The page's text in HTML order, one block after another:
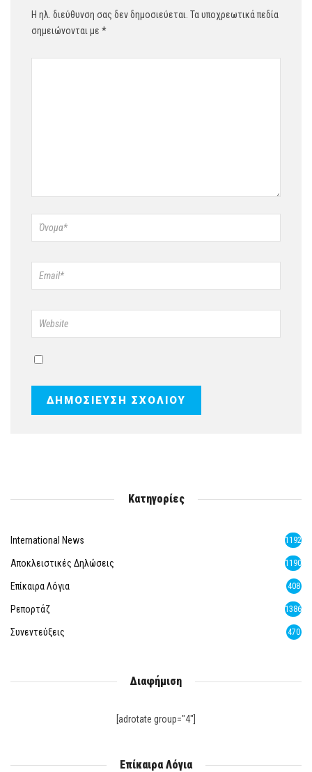
Η ηλ. διεύθυνση σας δεν δημοσιεύεται. Τα υποχρεωτικά πεδία
σημειώνονται με *
Κατηγορίες
International News 1192
Αποκλειστικές Δηλώσεις 1190
Επίκαιρα Λόγια 408
Ρεπορτάζ 1386
Συνεντεύξεις 470
Διαφήμιση
[adrotate group="4"]
Επίκαιρα Λόγια